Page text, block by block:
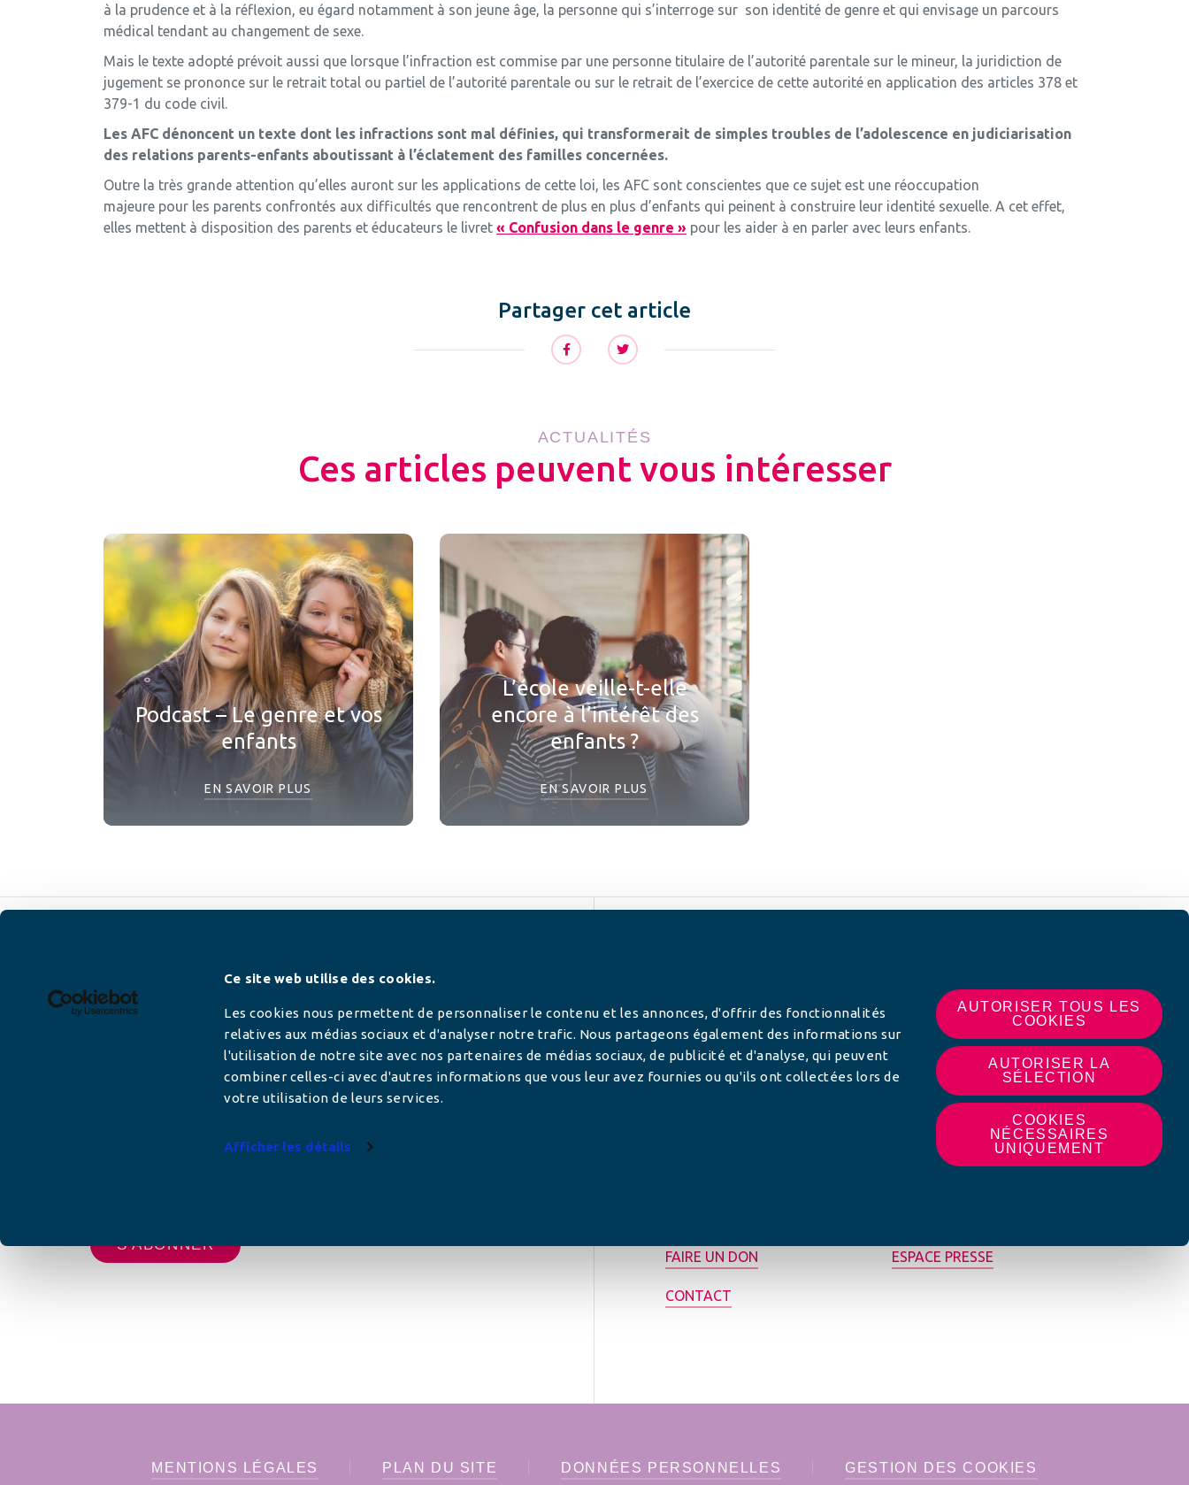
Ce site web utilise des cookies.
Les cookies nous permettent de personnaliser le contenu et les annonces, d'offrir des fonctionnalités
relatives aux médias sociaux et d'analyser notre trafic. Nous partageons également des informations sur
l'utilisation de notre site avec nos partenaires de médias sociaux, de publicité et d'analyse, qui peuvent
combiner celles-ci avec d'autres informations que vous leur avez fournies ou qu'ils ont collectées lors de
votre utilisation de leurs services.
Afficher les détails
AUTORISER TOUS LES
COOKIES
AUTORISER LA
SÉLECTION
COOKIES
NÉCESSAIRES
UNIQUEMENT
à la prudence et à la réflexion, eu égard notamment à son jeune âge, la personne qui s’interroge sur son identité de genre et qui envisage un parcours
médical tendant au changement de sexe.
Mais le texte adopté prévoit aussi que lorsque l’infraction est commise par une personne titulaire de l’autorité parentale sur le mineur, la juridiction de
jugement se prononce sur le retrait total ou partiel de l’autorité parentale ou sur le retrait de l’exercice de cette autorité en application des articles 378 et
379-1 du code civil.
Les AFC dénoncent un texte dont les infractions sont mal définies, qui transformerait de simples troubles de l’adolescence en judiciarisation
des relations parents-enfants aboutissant à l’éclatement des familles concernées.
Outre la très grande attention qu’elles auront sur les applications de cette loi, les AFC sont conscientes que ce sujet est une réoccupation
majeure pour les parents confrontés aux difficultés que rencontrent de plus en plus d’enfants qui peinent à construire leur identité sexuelle. A cet effet,
elles mettent à disposition des parents et éducateurs le livret « Confusion dans le genre » pour les aider à en parler avec leurs enfants.
Partager cet article
ACTUALITÉS
Ces articles peuvent vous intéresser
Podcast – Le genre et vos
enfants
EN SAVOIR PLUS
L’école veille-t-elle
encore à l’intérêt des
enfants ?
EN SAVOIR PLUS
Newsletter
FAIRE UN DON ESPACE PRESSE
CONTACT
MENTIONS LÉGALES PLAN DU SITE DONNÉES PERSONNELLES GESTION DES COOKIES